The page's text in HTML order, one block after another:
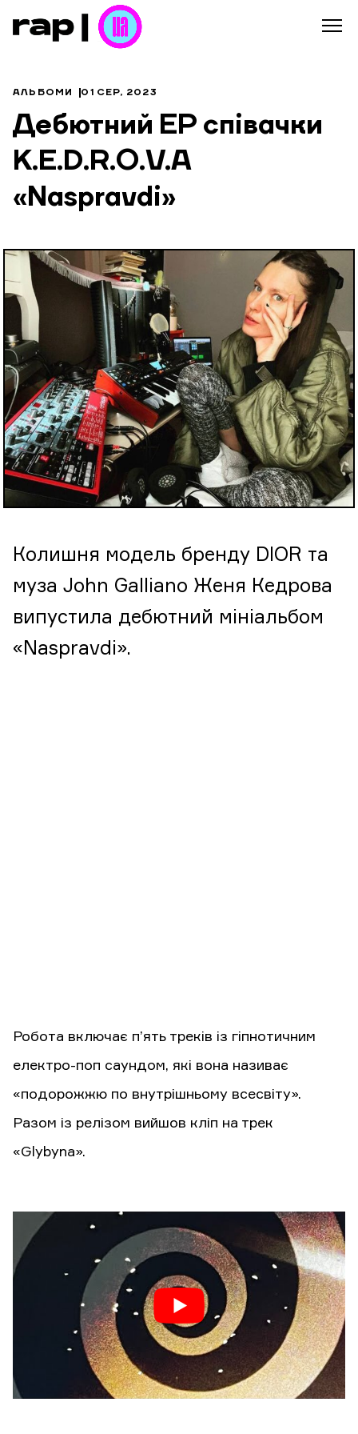
АЛЬБОМИ 01 СЕР, 2023
Дебютний EP співачки
K.E.D.R.O.V.A
«Naspravdi»
Колишня модель бренду DIOR та
муза John Galliano Женя Кедрова
випустила дебютний мініальбом
«Naspravdi».
Робота включає п’ять треків із гіпнотичним
електро-поп саундом, які вона називає
«подорожжю по внутрішньому всесвіту».
Разом із релізом вийшов кліп на трек
«Glybyna».